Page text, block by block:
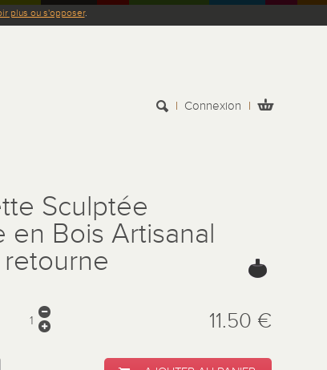
plus ou s'opposer.
Connexion
Sculptée
en Bois Artisanal
11.50 €